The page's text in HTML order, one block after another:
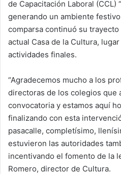
de Capacitación Laboral (CCL)
generando un ambiente
comparsa continuó su trayecto
actual Casa de la Cultura,
actividades finales.
“Agradecemos mucho a los
directoras de los colegios que
convocatoria y estamos aquí
finalizando con esta
pasacalle, completísimo,
estuvieron las autoridades
incentivando el fomento de la
Romero, director de Cultura.